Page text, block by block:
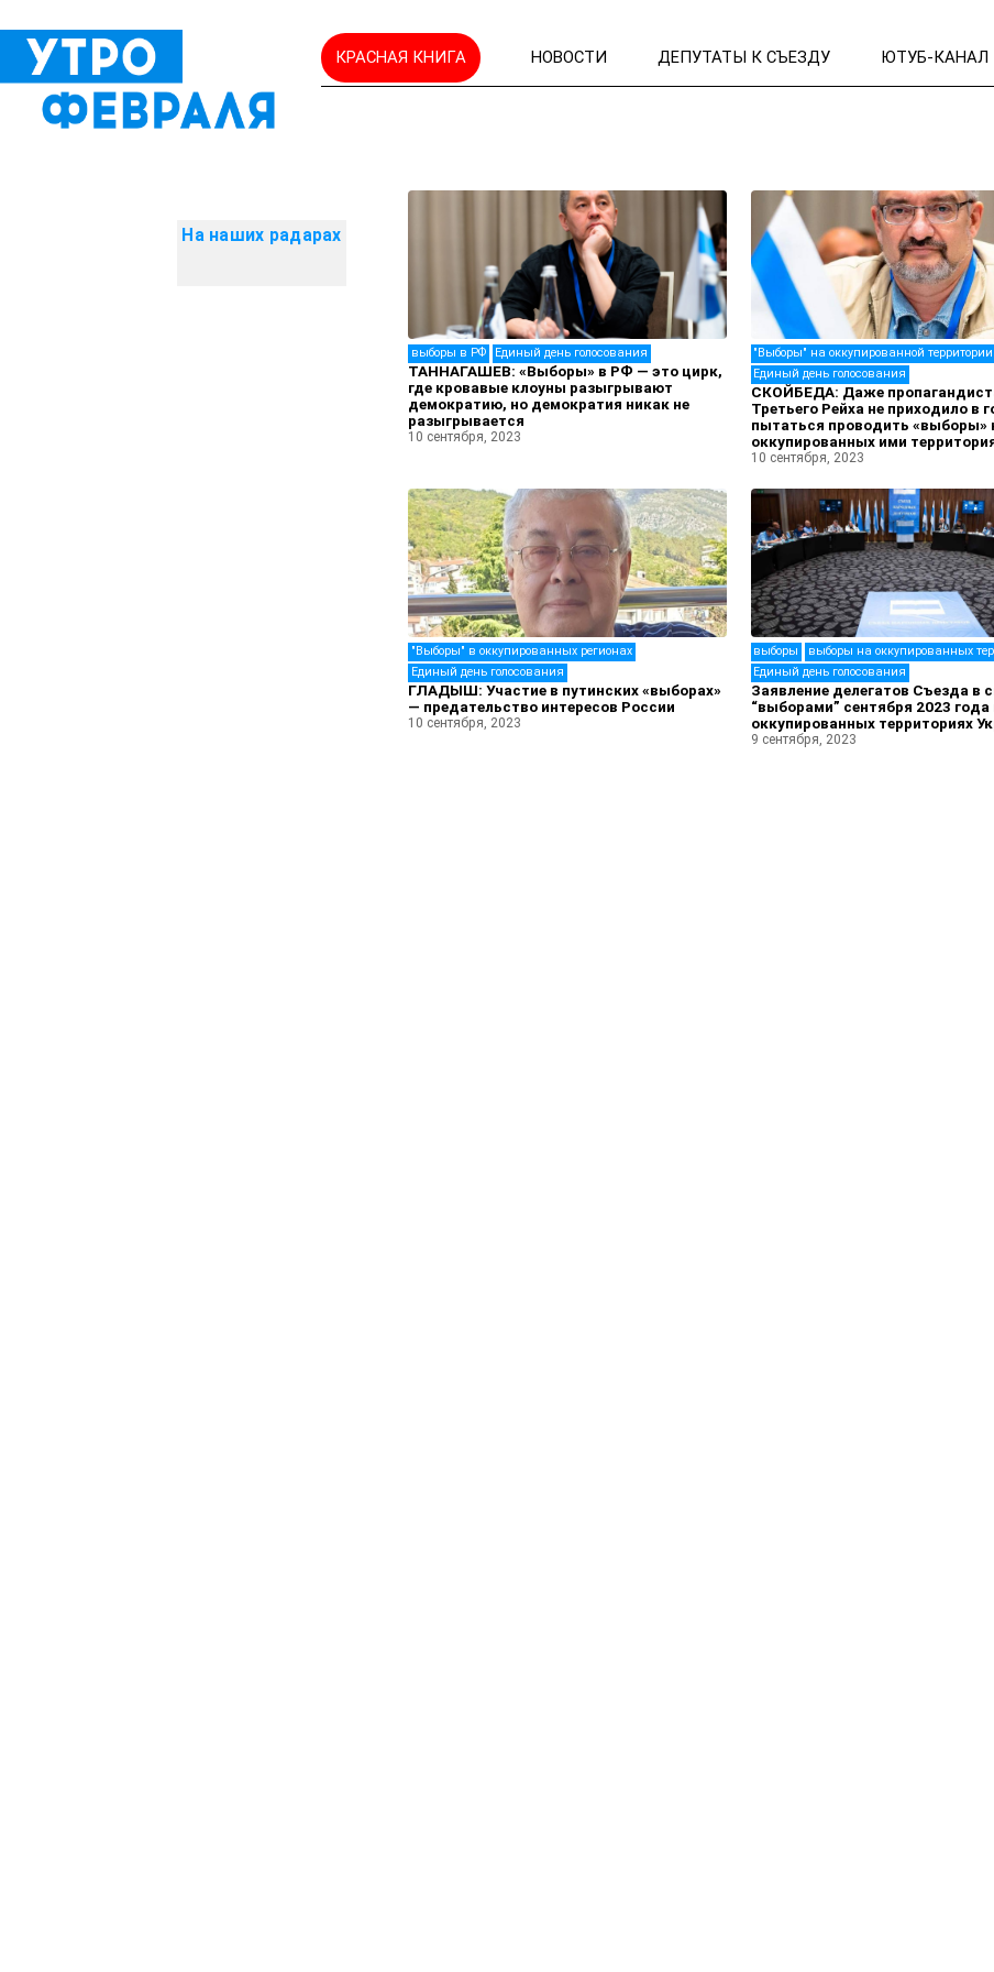
КРАСНАЯ КНИГА НОВОСТИ ДЕПУТАТЫ К СЪЕЗДУ ЮТУБ-КАНАЛ
На наших радарах
выборы в РФ Единый день голосования
ТАННАГАШЕВ: «Выборы» в РФ — это цирк,
где кровавые клоуны разыгрывают
демократию, но демократия никак не
разыгрывается
10 сентября, 2023
"Выборы" на оккупированной территории
Единый день голосования
СКОЙБЕДА: Даже
Третьего Рейха не приходило в
пытаться проводить «выборы»
оккупированных ими
10 сентября, 2023
"Выборы" в оккупированных регионах
Единый день голосования
ГЛАДЫШ: Участие в путинских «выборах»
— предательство интересов России
10 сентября, 2023
выборы
выборы на оккупированных
Единый день голосования
Заявление делегатов Съезда в
“выборами” сентября 2023
оккупированных территориях
9 сентября, 2023